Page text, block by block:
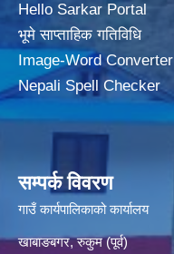
Hello Sarkar Portal
भूमे साप्ताहिक गतिविधि
Image-Word Converter
Nepali Spell Checker
सम्पर्क विवरण
गाउँ कार्यपालिकाको कार्यालय
खाबाङबगर, रुकुम (पूर्व)